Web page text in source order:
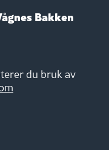
Bakken
du bruk av